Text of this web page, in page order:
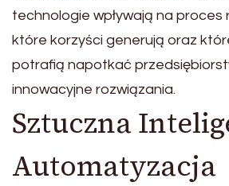
technologie wpływają na proces
które korzyści generują oraz
potrafią napotkać
innowacyjne rozwiązania.
Sztuczna
Automatyzacja